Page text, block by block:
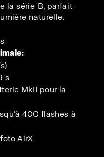
la série B, parfait
naturelle.
s
MkII pour la
400 flashes à
AirX